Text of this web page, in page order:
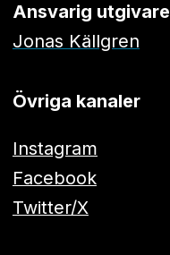
Ansvarig utgivare
Jonas Källgren
Övriga kanaler
Instagram
Facebook
Twitter/X